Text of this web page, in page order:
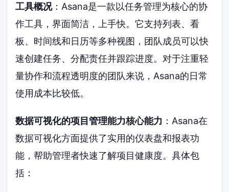
工具概况：Asana是一款以任务管理为核心的协
作工具，界面简洁，上手快。它支持列表、看
板、时间线和日历等多种视图，团队成员可以快
速创建任务、分配责任并跟踪进度。对于注重轻
量协作和流程透明度的团队来说，Asana的日常
使用成本比较低。
数据可视化的项目管理能力核心能力 ：Asana在
数据可视化方面提供了实用的仪表盘和报表功
能，帮助管理者快速了解项目健康度。具体包
括：